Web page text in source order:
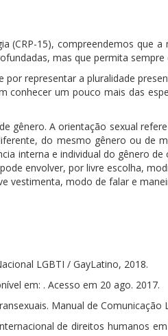
(CRP-15), compreendemos que
mas que permita sempre
representar a pluralidade
um pouco mais das
gênero. A orientação sexual
do mesmo gênero ou de
interna e individual do gênero
envolver, por livre escolha,
modo de falar e
LGBTI / GayLatino, 2018.
em: . Acesso em 20 ago. 2017.
Manual de Comunicação
de direitos humanos